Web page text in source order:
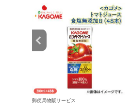
郵便局物販サービス